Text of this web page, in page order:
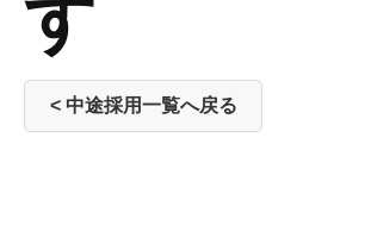
す
< 中途採用一覧へ戻る